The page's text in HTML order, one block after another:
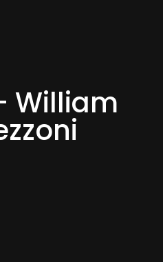
William